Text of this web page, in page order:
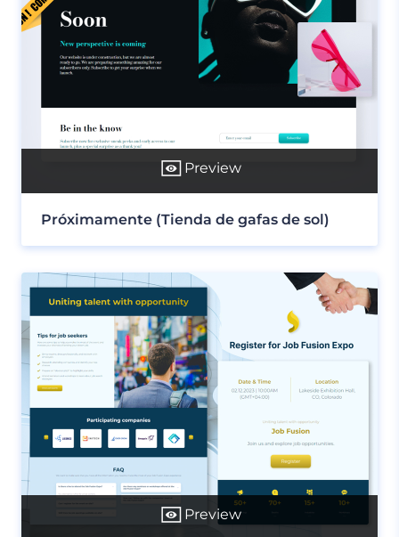
Preview
Próximamente (Tienda de gafas de sol)
Preview